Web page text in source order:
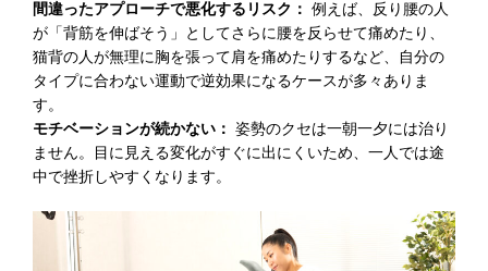
間違ったアプローチで悪化するリスク： 例えば、反り腰の人
が「背筋を伸ばそう」としてさらに腰を反らせて痛めたり、
猫背の人が無理に胸を張って肩を痛めたりするなど、自分の
タイプに合わない運動で逆効果になるケースが多々ありま
す。
モチベーションが続かない： 姿勢のクセは一朝一夕には治り
ません。目に見える変化がすぐに出にくいため、一人では途
中で挫折しやすくなります。